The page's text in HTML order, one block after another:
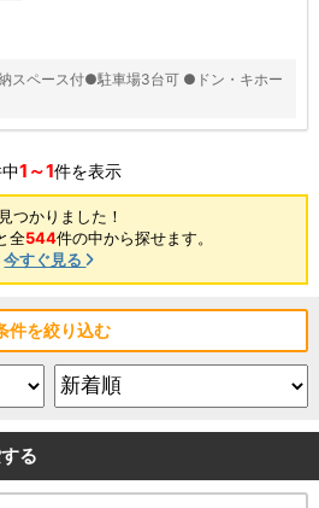
スペース付●駐車場3台可 ●ドン・キホー
1～1件を表示
見つかりました！
全544件の中から探せます。
今すぐ見る
件を絞り込む
る